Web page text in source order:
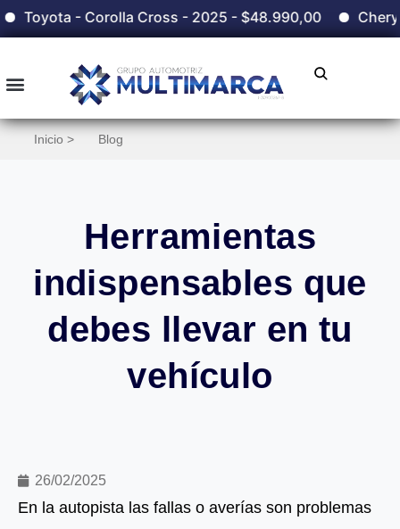
Cross - 2025 - $48.990,00 Chery - Grand
Inicio > Blog
Herramientas
indispensables que
debes llevar en tu
vehículo
26/02/2025
En la autopista las fallas o averías son problemas